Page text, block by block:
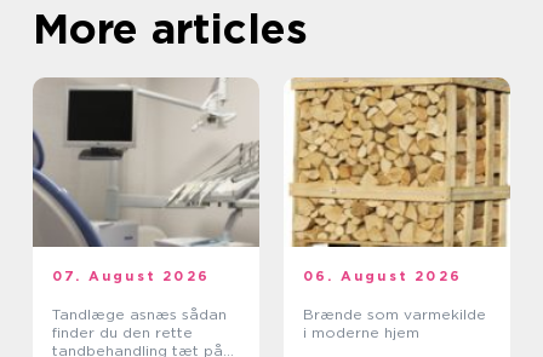
More articles
07. August 2026
Tandlæge asnæs sådan
finder du den rette
tandbehandling tæt på
06. August 2026
Brænde som varmekilde
i moderne hjem